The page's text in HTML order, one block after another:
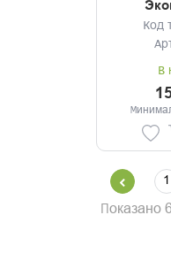
Код
В
1
Показано